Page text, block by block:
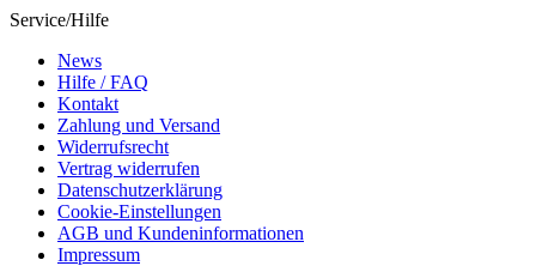
Service/Hilfe
News
Hilfe / FAQ
Kontakt
Zahlung und Versand
Widerrufsrecht
Vertrag widerrufen
Datenschutzerklärung
Cookie-Einstellungen
AGB und Kundeninformationen
Impressum